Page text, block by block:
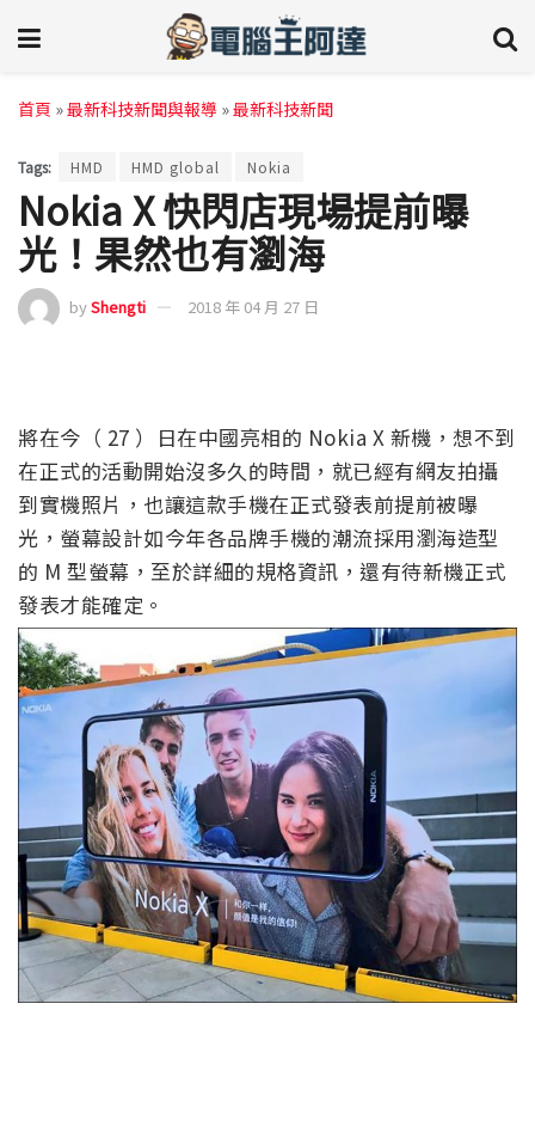
首頁 »最新科技新聞與報導 »最新科技新聞
Tags: HMD HMD global Nokia
Nokia X 快閃店現場提前曝
光！果然也有瀏海
byShengti 2018 年 04 月 27 日
將在今（ 27 ）日在中國亮相的 Nokia X 新機，想不到
在正式的活動開始沒多久的時間，就已經有網友拍攝
到實機照片，也讓這款手機在正式發表前提前被曝
光，螢幕設計如今年各品牌手機的潮流採用瀏海造型
的 M 型螢幕，至於詳細的規格資訊，還有待新機正式
發表才能確定。